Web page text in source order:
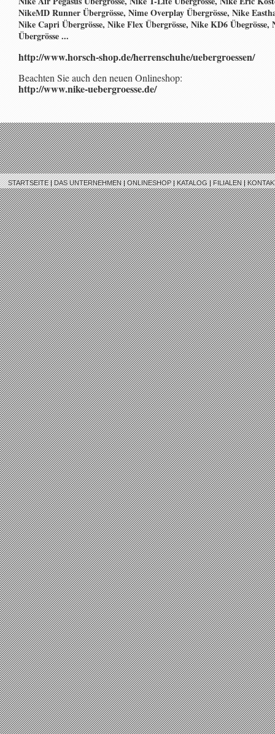
STARTSEITE|DAS UNTERNEHMEN|ONLINESHOP|KATALOG|FILIALEN|
NikeMD Runner Übergrösse, Nime Overplay Übergrösse, Nike
Nike Capri Übergrösse, Nike Flex Übergrösse, Nike KD6 Übegrösse,
Übergrösse ...
http://www.horsch-shop.de/herrenschuhe/uebergroessen/
Beachten Sie auch den neuen Onlineshop:
http://www.nike-uebergroesse.de/